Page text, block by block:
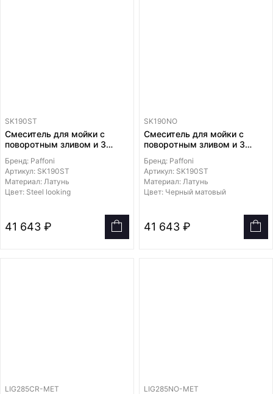
SK190ST
Смеситель для мойки с
поворотным зливом и 3
ВОДЫ
Бренд: Paffoni
Артикул: SK190ST
Материал: Латунь
Цвет: Steel looking
41 643 ₽
SK190NO
Смеситель для мойки с
поворотным зливом и 3
ВОДЫ
Бренд: Paffoni
Артикул: SK190ST
Материал: Латунь
Цвет: Черный матовый
41 643 ₽
LIG285CR-MET LIG285NO-MET